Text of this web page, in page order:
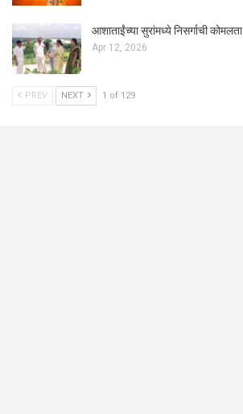
आशाताईंच्या सुरांमध्ये निसर्गाची कोमलता
Apr 12, 2026
PREV NEXT 1 of 129